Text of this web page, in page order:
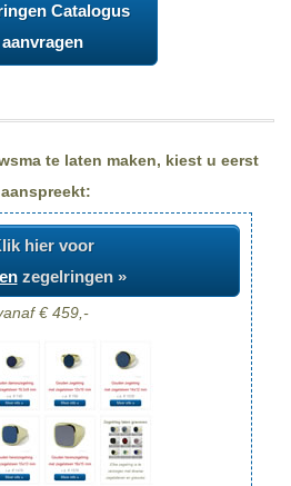
Catalogus
aanvragen
te laten maken, kiest u eerst
hier voor
zegelringen »
€ 459,-